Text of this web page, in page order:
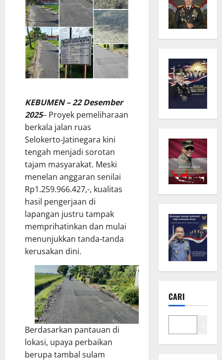
KEBUMEN – 22 Desember
2025– Proyek pemeliharaan
berkala jalan ruas
Selokerto-Jatinegara kini
tengah menjadi sorotan
tajam masyarakat. Meski
menelan anggaran senilai
Rp1.259.966.427,-, kualitas
hasil pengerjaan di
lapangan justru tampak
memprihatinkan dan mulai
menunjukkan tanda-tanda
kerusakan dini.
Berdasarkan pantauan di
lokasi, upaya perbaikan
berupa tambal sulam
CARI